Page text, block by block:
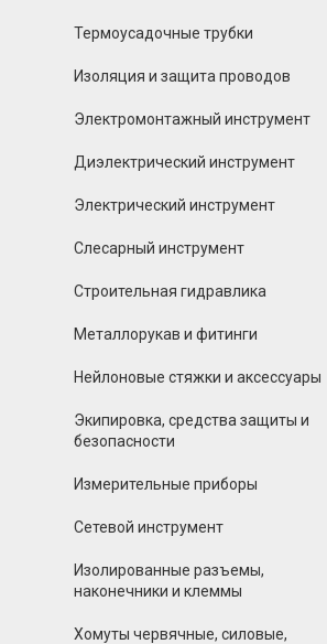
Термоусадочные трубки
Изоляция и защита проводов
Электромонтажный инструмент
Диэлектрический инструмент
Электрический инструмент
Слесарный инструмент
Строительная гидравлика
Металлорукав и фитинги
Нейлоновые стяжки и аксессуары
Экипировка, средства защиты и
безопасности
Измерительные приборы
Сетевой инструмент
Изолированные разъемы,
наконечники и клеммы
Хомуты червячные, силовые,